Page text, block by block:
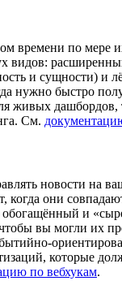
времени по мере
видов:
и сущности) и
нужно быстро
живых дашбордов,
См.
новости на
когда они
и
вы могли их
которые
по вебхукам.